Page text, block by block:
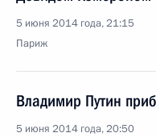
5 июня 2014 года, 21:15
Париж
Владимир Путин
5 июня 2014 года, 20:50